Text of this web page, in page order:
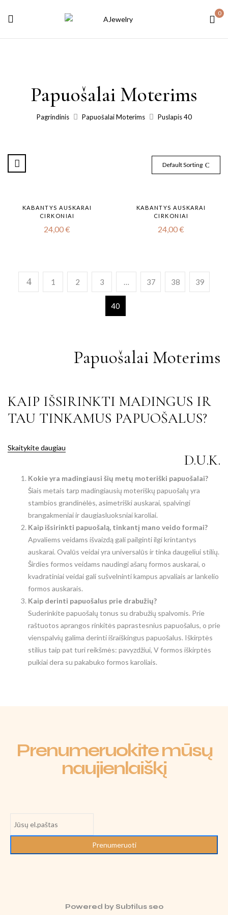
0
Papuošalai Moterims
Pagrindinis Papuošalai Moterims Puslapis 40
Default Sorting
KABANTYS AUSKARAI
CIRKONIAI
24,00€
KABANTYS AUSKARAI
CIRKONIAI
24,00€
1 2 3 … 37 38 39
40
Papuošalai Moterims
KAIP IŠSIRINKTI MADINGUS IR
TAU TINKAMUS PAPUOŠALUS?
Skaitykite daugiau
D.U.K.
Kokie yra madingiausi šių metų moteriški papuošalai?
Šiais metais tarp madingiausių moteriškų papuošalų yra
stambios grandinėlės, asimetriški auskarai, spalvingi
brangakmeniai ir daugiasluoksniai karoliai.
Kaip išsirinkti papuošalą, tinkantį mano veido formai?
Apvaliems veidams išvaizdą gali pailginti ilgi krintantys
auskarai. Ovalūs veidai yra universalūs ir tinka daugeliui stilių.
Širdies formos veidams naudingi ašarų formos auskarai, o
kvadratiniai veidai gali sušvelninti kampus apvaliais ar lankelio
formos auskarais.
Kaip derinti papuošalus prie drabužių?
Suderinkite papuošalų tonus su drabužių spalvomis. Prie
raštuotos aprangos rinkitės paprastesnius papuošalus, o prie
vienspalvių galima derinti išraiškingus papuošalus. Iškirptės
stilius taip pat turi reikšmės: pavyzdžiui, V formos iškirptės
puikiai dera su pakabuko formos karoliais.
Prenumeruokite mūsų
naujienlaiškį
Prenumeruoti
Powered bySubtilus seo